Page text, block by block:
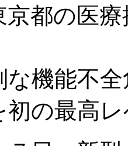
都の医療
な機能不
初の最高